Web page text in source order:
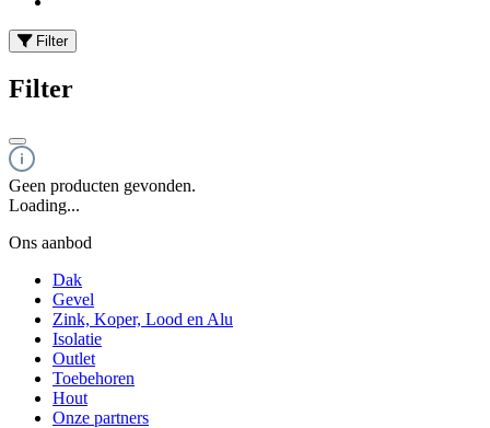
Filter
Filter
Geen producten gevonden.
Loading...
Ons aanbod
Dak
Gevel
Zink, Koper, Lood en Alu
Isolatie
Outlet
Toebehoren
Hout
Onze partners